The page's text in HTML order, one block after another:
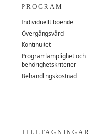
PROGRAM
Individuellt boende
Övergångsvård
Kontinuitet
Programlämplighet och
behörighetskriterier
Behandlingskostnad
TILLTAGNINGAR